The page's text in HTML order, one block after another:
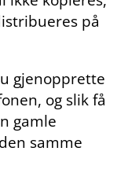
på
gjenopprette
og slik få
gamle
samme